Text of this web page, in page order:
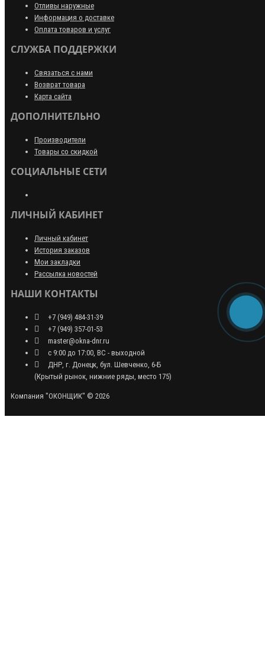
Отливы наружные
Информация о доставке
Оплата товаров и услуг
СЛУЖБА ПОДДЕРЖКИ
Связаться с нами
Возврат товара
Карта сайта
ДОПОЛНИТЕЛЬНО
Производители
Товары со скидкой
СОЦИАЛЬНЫЕ СЕТИ
ЛИЧНЫЙ КАБИНЕТ
Личный кабинет
История заказов
Мои закладки
Рассылка новостей
НАШИ КОНТАКТЫ
+7 (949) 484-31-39
+7 (949) 357-01-53
master@okna-dnr.ru
с 9:00 до 17:00, ВС - выходной
ДНР, г. Донецк, бул. Шевченко, 6-Б
(Крытый рынок, нижние ряды, место 175)
Компания "ОКОНЩИК" © 2026